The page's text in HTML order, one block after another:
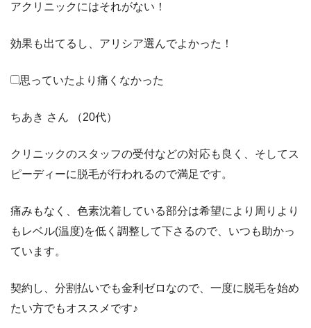
アクリニックにはそれがない！
効果も出てるし、アリシア選んでよかった！
思っていたより痛くなかった
ちあき さん （20代）
クリニックのスタッフの受付などの対応も良く、そしてス
ピーディーに脱毛が行われるので満足です。
痛みもなく、色素沈着している部分は希望により周りより
もレベル(温度)を低く調整して下さるので、いつも助かっ
ています。
契約し、分割払いでも金利ゼロなので、一度に脱毛を始め
たい方でもオススメです♪